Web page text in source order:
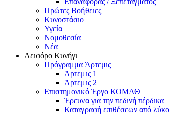
Πρώτες Βοήθειες
Κυνοστάσιο
Υγεία
Νομοθεσία
Νέα
Αειφόρο Κυνήγι
Πρόγραμμα Άρτεμις
Άρτεμις 1
Άρτεμις 2
Επιστημονικό Έργο ΚΟΜΑΘ
Έρευνα για την πεδινή πέρδικα
Καταγραφή επιθέσεων από λύκο